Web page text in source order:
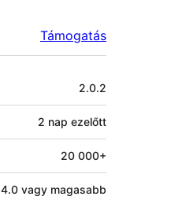
Támogatás
2.0.2
2 nap ezelőtt
20 000+
4.0 vagy magasabb